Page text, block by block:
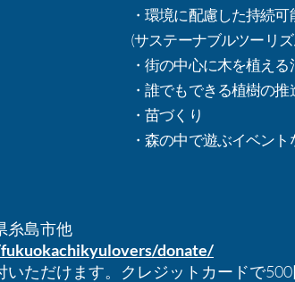
・環境に配慮した持続
(サステーナブルツーリ
・街の中心に木を植える
・誰でもできる植樹の推
・苗づくり
・森の中で遊ぶイベント
糸島市他
donate/
ただけます。クレジットカードで